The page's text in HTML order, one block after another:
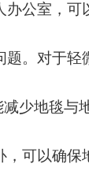
公室，可
。对于轻
少地毯与
可以确保